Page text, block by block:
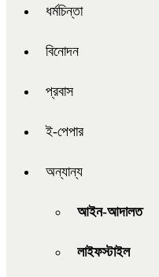
ধর্মচিন্তা
বিনোদন
প্রবাস
ই-পেপার
অন্যান্য
আইন-আদালত
লাইফস্টাইল